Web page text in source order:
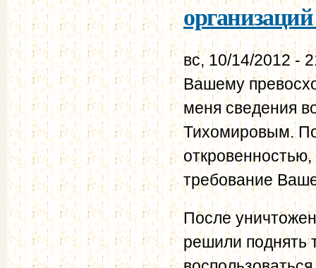
вс, 10/14/2012 -
Вашему
меня сведения
Тихомировым.
требование
После
решили поднять